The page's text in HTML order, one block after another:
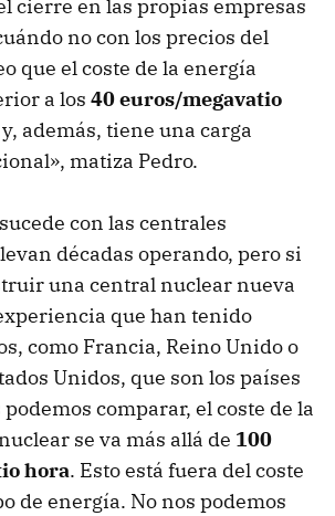
cierre en las propias empresas
no con los precios del
que el coste de la energía
a los 40 euros/megavatio
y, además, tiene una carga
matiza Pedro.
con las centrales
décadas operando, pero si
una central nuclear nueva
que han tenido
como Francia, Reino Unido o
Unidos, que son los países
comparar, el coste de la
se va más allá de 100
hora. Esto está fuera del coste
de energía. No nos podemos